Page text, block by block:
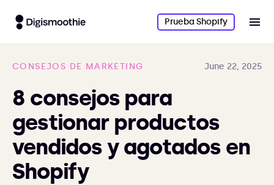
Prueba Shopify
CONSEJOS DE MARKETING June 22, 2025
8 consejos para
gestionar productos
vendidos y agotados en
Shopify